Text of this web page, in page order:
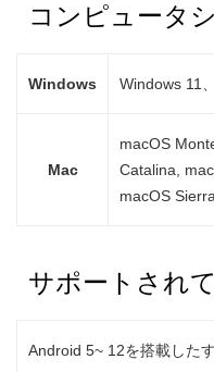
コンピュータ
Windows Windows 11
Mac
macOS
Catalina,
macOS
サポートされ
Android 5~ 12を搭載した